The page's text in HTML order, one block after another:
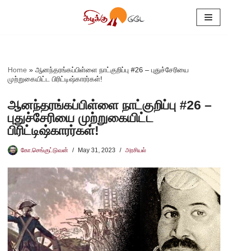
Home » ஆனந்தரங்கப்பிள்ளை நாட்குறிப்பு #26 – புதுச்சேரியை
முற்றுகையிட்ட பிரிட்டிஷ்காரர்கள்!
ஆனந்தரங்கப்பிள்ளை நாட்குறிப்பு #26 –
புதுச்சேரியை முற்றுகையிட்ட
பிரிட்டிஷ்காரர்கள்!
கோ.செங்குட்டுவன் May 31, 2023 அரசியல்